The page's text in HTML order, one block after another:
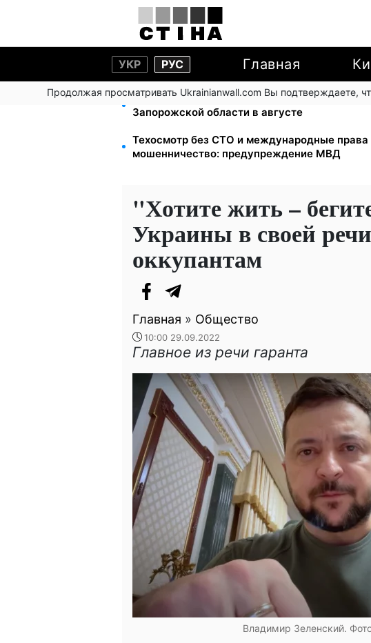
УКР РУС Главная
Продолжая просматривать Ukrainianwall.com Вы подтверждаете,
1-2 набора гигиены на семью: UNICEF
Запорожской области в августе
Техосмотр без СТО и международные
мошенничество: предупреждение МВД
"Хотите жить –
Украины в своей
оккупантам
Главная » Общество
10:00 29.09.2022
Главное из речи гаранта
Владимир Зеленский.